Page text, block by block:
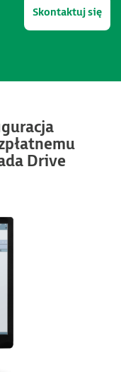
Skontaktuj się
Drive